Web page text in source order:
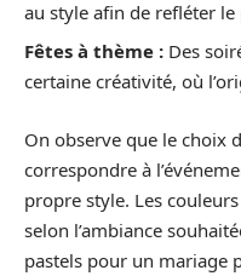
au style afin de refléter
Fêtes à thème : Des
certaine créativité, où
On observe que le choix
correspondre à
propre style. Les
selon l’ambiance
pastels pour un mariage